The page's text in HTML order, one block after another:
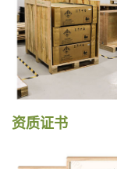
资质证书